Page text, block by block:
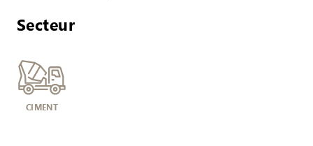
Secteur
CIMENT